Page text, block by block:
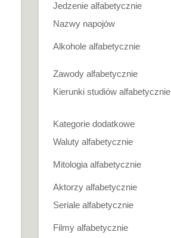
Jedzenie alfabetycznie
Nazwy napojów
Alkohole alfabetycznie
Zawody alfabetycznie
Kierunki studiów alfabetycznie
Kategorie dodatkowe
Waluty alfabetycznie
Mitologia alfabetycznie
Aktorzy alfabetycznie
Seriale alfabetycznie
Filmy alfabetycznie